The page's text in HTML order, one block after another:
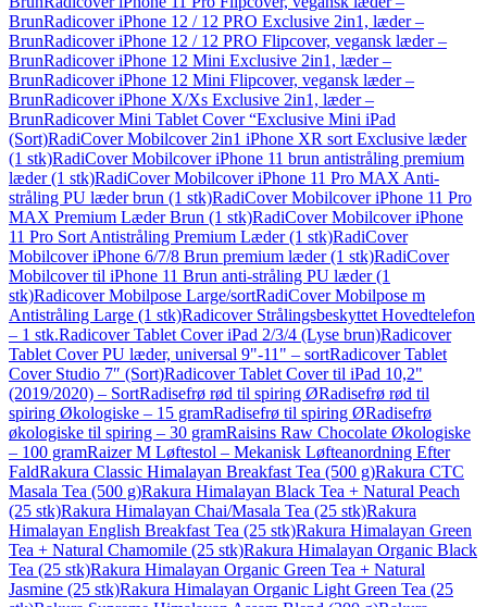
BrunRadicover iPhone 12 / 12 PRO Exclusive 2in1, læder –
BrunRadicover iPhone 12 / 12 PRO Flipcover, vegansk læder –
BrunRadicover iPhone 12 Mini Exclusive 2in1, læder –
BrunRadicover iPhone 12 Mini Flipcover, vegansk læder –
BrunRadicover iPhone X/Xs Exclusive 2in1, læder –
BrunRadicover Mini Tablet Cover “Exclusive Mini iPad
(Sort)RadiCover Mobilcover 2in1 iPhone XR sort Exclusive læder
(1 stk)RadiCover Mobilcover iPhone 11 brun antistråling premium
læder (1 stk)RadiCover Mobilcover iPhone 11 Pro MAX Anti-
stråling PU læder brun (1 stk)RadiCover Mobilcover iPhone 11 Pro
MAX Premium Læder Brun (1 stk)RadiCover Mobilcover iPhone
11 Pro Sort Antistråling Premium Læder (1 stk)RadiCover
Mobilcover iPhone 6/7/8 Brun premium læder (1 stk)RadiCover
Mobilcover til iPhone 11 Brun anti-stråling PU læder (1
stk)Radicover Mobilpose Large/sortRadiCover Mobilpose m
Antistråling Large (1 stk)Radicover Strålingsbeskyttet Hovedtelefon
– 1 stk.Radicover Tablet Cover iPad 2/3/4 (Lyse brun)Radicover
Tablet Cover PU læder, universal 9"-11" – sortRadicover Tablet
Cover Studio 7″ (Sort)Radicover Tablet Cover til iPad 10,2"
(2019/2020) – SortRadisefrø rød til spiring ØRadisefrø rød til
spiring Økologiske – 15 gramRadisefrø til spiring ØRadisefrø
økologiske til spiring – 30 gramRaisins Raw Chocolate Økologiske
– 100 gramRaizer M Løftestol – Mekanisk Løfteanordning Efter
FaldRakura Classic Himalayan Breakfast Tea (500 g)Rakura CTC
Masala Tea (500 g)Rakura Himalayan Black Tea + Natural Peach
(25 stk)Rakura Himalayan Chai/Masala Tea (25 stk)Rakura
Himalayan English Breakfast Tea (25 stk)Rakura Himalayan Green
Tea + Natural Chamomile (25 stk)Rakura Himalayan Organic Black
Tea (25 stk)Rakura Himalayan Organic Green Tea + Natural
Jasmine (25 stk)Rakura Himalayan Organic Light Green Tea (25